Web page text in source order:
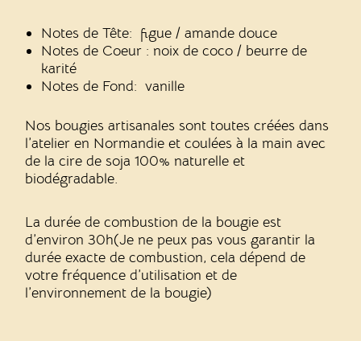
Notes de Tête: figue / amande douce
Notes de Coeur : noix de coco / beurre de
karité
Notes de Fond: vanille
Nos bougies artisanales sont toutes créées dans
l’atelier en Normandie et coulées à la main avec
de la cire de soja 100% naturelle et
biodégradable.
La durée de combustion de la bougie est
d’environ 30h(Je ne peux pas vous garantir la
durée exacte de combustion, cela dépend de
votre fréquence d’utilisation et de
l’environnement de la bougie)